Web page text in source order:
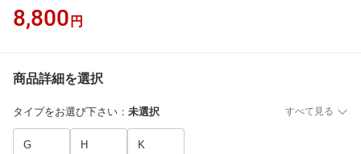
8,800 円
商品詳細を選択
タイプをお選び下さい ： 未選択 すべて見る
G
H
K